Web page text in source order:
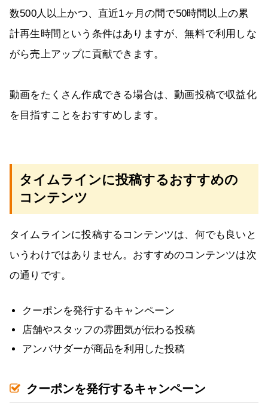
数500人以上かつ、直近1ヶ月の間で50時間以上の累
計再生時間という条件はありますが、無料で利用しな
がら売上アップに貢献できます。
動画をたくさん作成できる場合は、動画投稿で収益化
を目指すことをおすすめします。
タイムラインに投稿するおすすめの
コンテンツ
タイムラインに投稿するコンテンツは、何でも良いと
いうわけではありません。おすすめのコンテンツは次
の通りです。
クーポンを発行するキャンペーン
店舗やスタッフの雰囲気が伝わる投稿
アンバサダーが商品を利用した投稿
クーポンを発行するキャンペーン